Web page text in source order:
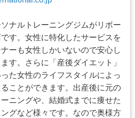
ナルトレーニングジムがリボー
す。女性に特化したサービスを
ーも女性しかいないので安心し
す。さらに「産後ダイエット」
た女性のライフスタイルによっ
ことができます。出産後に元の
ニングや、結婚式までに痩せた
グなど様々です。なので奥様方